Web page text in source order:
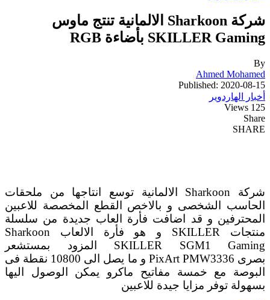
شركة Sharkoon الالمانية تنتج ماوس
SKILLER Gaming بأضاءة RGB
By
Ahmed Mohamed
Published: 2020-08-15
أخبار الهاردوير
125 Views
Share
SHARE
شركة Sharkoon الالمانية توسع انتاجها من ملحقات
الحاسب الشخصى و بالاخص القطع المخصصة للاعبين
المحترفين و قد اضافت فأرة العاب جديدة من سلسلة
منتجات SKILLER و هو فأرة الالعاب Sharkoon
SKILLER SGM1 Gaming المزود بمستشعر
بصرى PixArt PMW3336 و ما يصل الى 10800 نقطة فى
البوصة مع خمسة مفاتيح ماكرو يمكن الوصول اليها
بسهولة توفر مزايا جيدة للاعبين